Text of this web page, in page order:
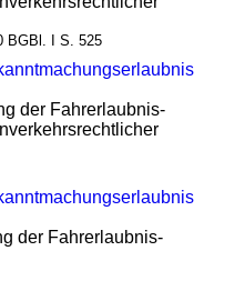
BGBl. I S. 525
der Fahrerlaubnis-
der Fahrerlaubnis-